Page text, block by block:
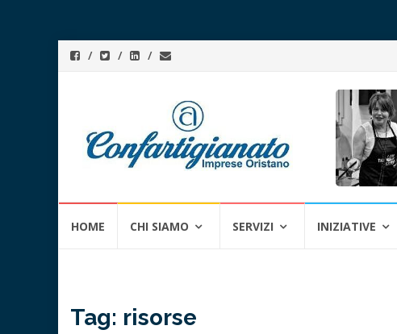
HOME CHI SIAMO SERVIZI INIZIATIVE
Tag: risorse